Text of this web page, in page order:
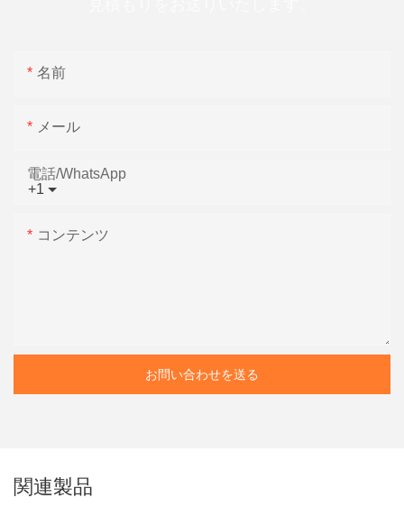
名前
メール
+1
電話/WhatsApp
コンテンツ
お問い合わせを送る
関連製品